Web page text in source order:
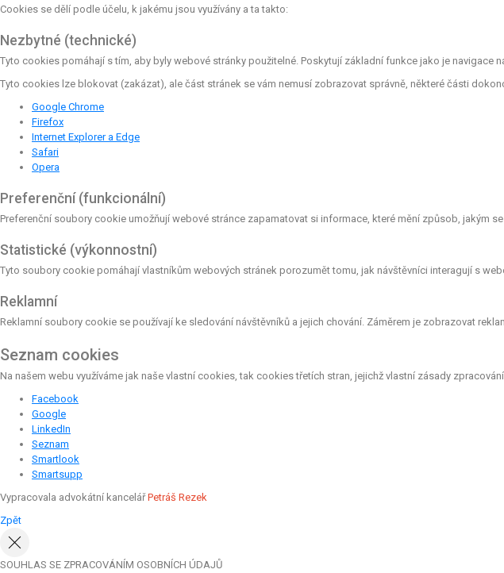
Cookies se dělí podle účelu, k jakému jsou využívány a ta takto:
Nezbytné (technické)
Tyto cookies pomáhají s tím, aby byly webové stránky použitelné. Poskytují základní funkce jako je
Tyto cookies lze blokovat (zakázat), ale část stránek se vám nemusí zobrazovat správně, některé části
Google Chrome
Firefox
Internet Explorer a Edge
Safari
Opera
Preferenční (funkcionální)
Preferenční soubory cookie umožňují webové stránce zapamatovat si informace, které mění způsob, jakým
Statistické (výkonnostní)
Tyto soubory cookie pomáhají vlastníkům webových stránek porozumět tomu, jak návštěvníci interagují s
Reklamní
Reklamní soubory cookie se používají ke sledování návštěvníků a jejich chování. Záměrem je zobrazovat
Seznam cookies
Na našem webu využíváme jak naše vlastní cookies, tak cookies třetích stran, jejichž vlastní zásady
Facebook
Google
LinkedIn
Seznam
Smartlook
Smartsupp
Vypracovala advokátní kancelářPetráš Rezek
Zpět
SOUHLAS SE ZPRACOVÁNÍM OSOBNÍCH ÚDAJŮ